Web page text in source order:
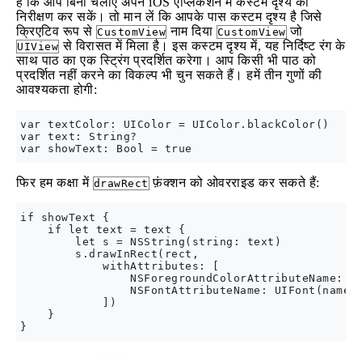
निरीक्षण कर सकें। तो मान लें कि आपके पास कस्टम दृश्य है जिसे
क्रिएटिव रूप से CustomView नाम दिया CustomView जो
UIView से विरासत में मिला है। इस कस्टम दृश्य में, यह निर्दिष्ट रंग के
साथ पाठ का एक स्ट्रिंग प्रदर्शित करेगा। आप किसी भी पाठ को
प्रदर्शित नहीं करने का विकल्प भी चुन सकते हैं। हमें तीन गुणों की
आवश्यकता होगी:
var textColor: UIColor = UIColor.blackColor()
var text: String?
फिर हम कक्षा में drawRect फ़ंक्शन को ओवरराइड कर सकते हैं:
if showText {
    if let text = text {
        let s = NSString(string: text)
        s.drawInRect(rect,
            withAttributes: [
NSForegroundColorAttributeName:
NSFontAttributeName:
            ])
    }